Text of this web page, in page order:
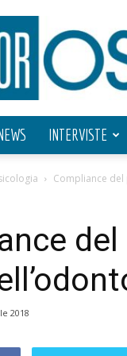
INTERVISTE
Compliance
del
2018